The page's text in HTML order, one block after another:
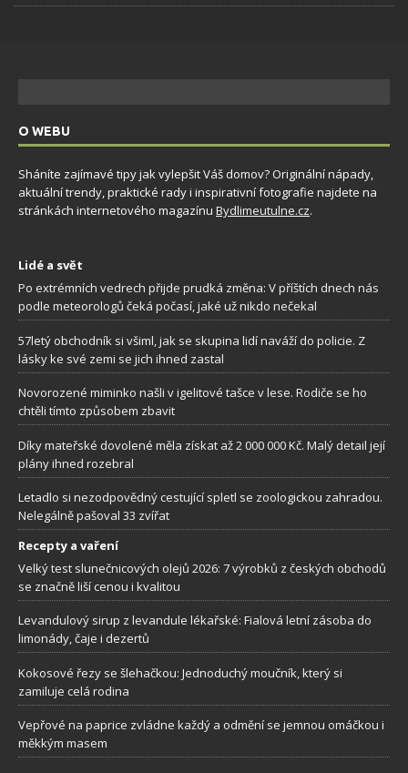
O WEBU
Sháníte zajímavé tipy jak vylepšit Váš domov? Originální nápady,
aktuální trendy, praktické rady i inspirativní fotografie najdete na
stránkách internetového magazínu Bydlimeutulne.cz.
Lidé a svět
Po extrémních vedrech přijde prudká změna: V příštích dnech nás
podle meteorologů čeká počasí, jaké už nikdo nečekal
57letý obchodník si všiml, jak se skupina lidí naváží do policie. Z
lásky ke své zemi se jich ihned zastal
Novorozené miminko našli v igelitové tašce v lese. Rodiče se ho
chtěli tímto způsobem zbavit
Díky mateřské dovolené měla získat až 2 000 000 Kč. Malý detail její
plány ihned rozebral
Letadlo si nezodpovědný cestující spletl se zoologickou zahradou.
Nelegálně pašoval 33 zvířat
Recepty a vaření
Velký test slunečnicových olejů 2026: 7 výrobků z českých obchodů
se značně liší cenou i kvalitou
Levandulový sirup z levandule lékařské: Fialová letní zásoba do
limonády, čaje i dezertů
Kokosové řezy se šlehačkou: Jednoduchý moučník, který si
zamiluje celá rodina
Vepřové na paprice zvládne každý a odmění se jemnou omáčkou i
měkkým masem